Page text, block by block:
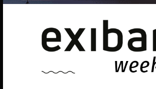
Francesca Grismondi
Programación y diseño web
Giovanni Costante
Marcello Moi